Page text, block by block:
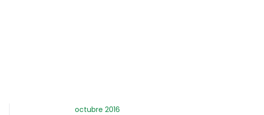
octubre 2016